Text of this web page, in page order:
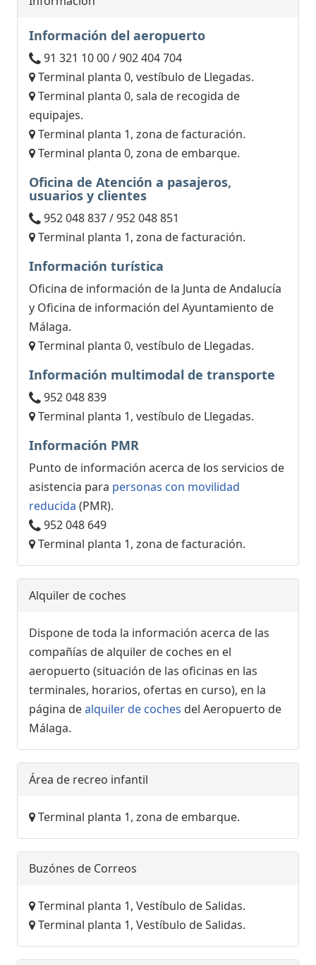
Información del aeropuerto
91 321 10 00 / 902 404 704
Terminal planta 0, vestíbulo de Llegadas.
Terminal planta 0, sala de recogida de
equipajes.
Terminal planta 1, zona de facturación.
Terminal planta 0, zona de embarque.
Oficina de Atención a pasajeros,
usuarios y clientes
952 048 837 / 952 048 851
Terminal planta 1, zona de facturación.
Información turística
Oficina de información de la Junta de Andalucía
y Oficina de información del Ayuntamiento de
Málaga.
Terminal planta 0, vestíbulo de Llegadas.
Información multimodal de transporte
952 048 839
Terminal planta 1, vestíbulo de Llegadas.
Información PMR
Punto de información acerca de los servicios de
asistencia para personas con movilidad
reducida (PMR).
952 048 649
Terminal planta 1, zona de facturación.
Alquiler de coches
Dispone de toda la información acerca de las
compañías de alquiler de coches en el
aeropuerto (situación de las oficinas en las
terminales, horarios, ofertas en curso), en la
página dealquiler de coches del Aeropuerto de
Málaga.
Área de recreo infantil
Terminal planta 1, zona de embarque.
Buzónes de Correos
Terminal planta 1, Vestíbulo de Salidas.
Terminal planta 1, Vestíbulo de Salidas.